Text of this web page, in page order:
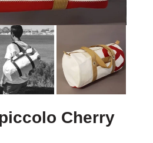
Cherry